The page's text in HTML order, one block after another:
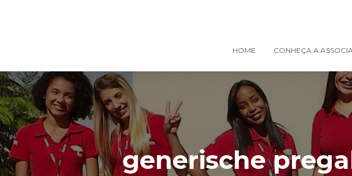
HOME CONHEÇA A
generische